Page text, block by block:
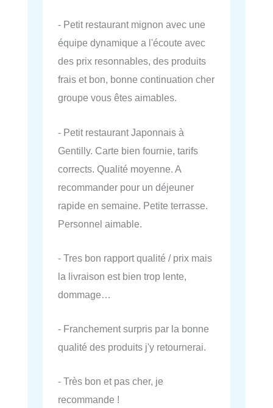
- Petit restaurant mignon avec une
équipe dynamique a l'écoute avec
des prix resonnables, des produits
frais et bon, bonne continuation cher
groupe vous êtes aimables.
- Petit restaurant Japonnais à
Gentilly. Carte bien fournie, tarifs
corrects. Qualité moyenne. A
recommander pour un déjeuner
rapide en semaine. Petite terrasse.
Personnel aimable.
- Tres bon rapport qualité / prix mais
la livraison est bien trop lente,
dommage…
- Franchement surpris par la bonne
qualité des produits j'y retournerai.
- Très bon et pas cher, je
recommande !